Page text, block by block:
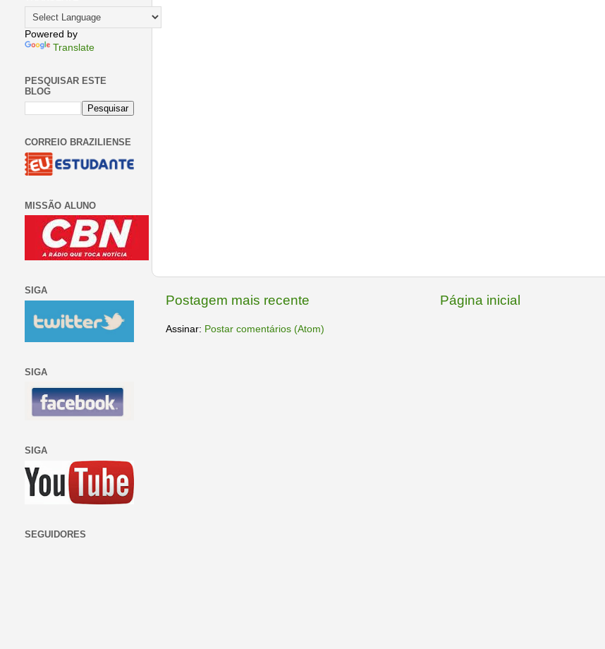
Postagem mais recente Página inicial
Assinar: Postar comentários (Atom)
Powered by
Translate
PESQUISAR ESTE
BLOG
CORREIO BRAZILIENSE
MISSÃO ALUNO
SIGA
SIGA
SIGA
SEGUIDORES